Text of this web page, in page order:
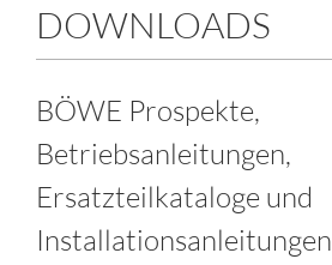
DOWNLOADS
BÖWE Prospekte,
Betriebsanleitungen,
Ersatzteilkataloge und
Installationsanleitungen